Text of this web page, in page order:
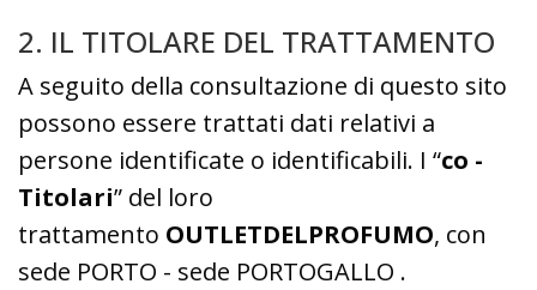
2. IL TITOLARE DEL TRATTAMENTO
A seguito della consultazione di questo sito
possono essere trattati dati relativi a
persone identificate o identificabili. I “co -
Titolari” del loro
trattamento OUTLETDELPROFUMO, con
sede PORTO - sede PORTOGALLO .